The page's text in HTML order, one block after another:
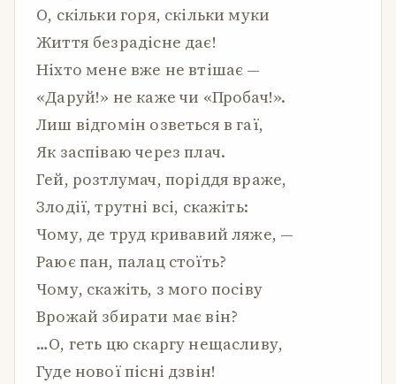
О, скільки горя, скільки муки
Життя безрадісне дає!
Ніхто мене вже не втішає —
«Даруй!» не каже чи «Пробач!».
Лиш відгомін озветься в гаї,
Як заспіваю через плач.
Гей, розтлумач, поріддя враже,
Злодії, трутні всі, скажіть:
Чому, де труд кривавий ляже, —
Раює пан, палац стоїть?
Чому, скажіть, з мого посіву
Врожай збирати має він?
…О, геть цю скаргу нещасливу,
Гуде нової пісні дзвін!